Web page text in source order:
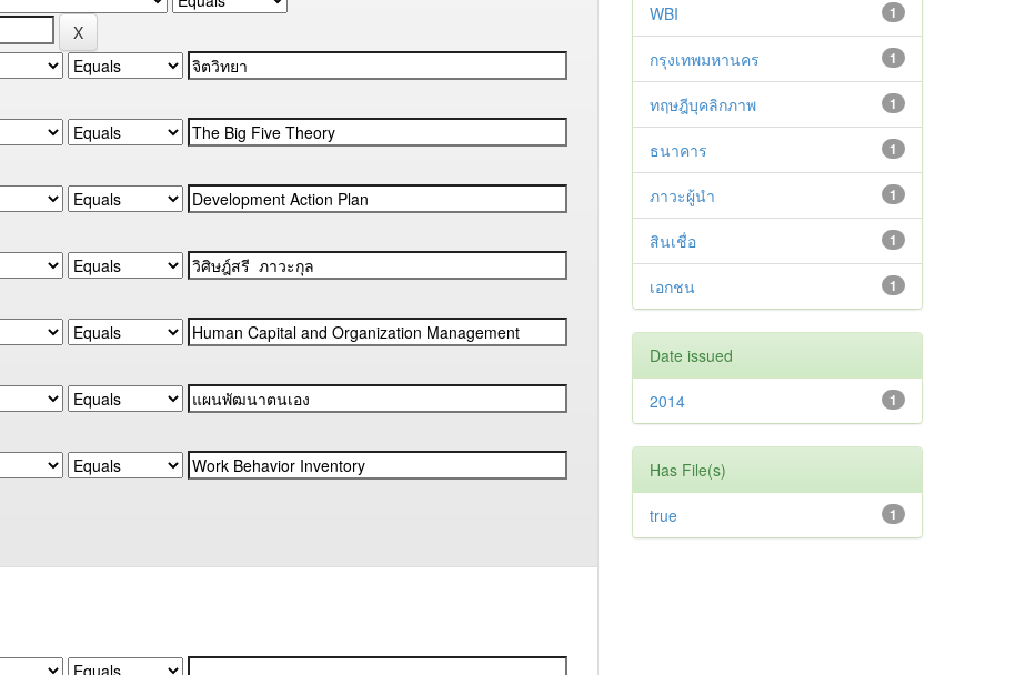
1
WBI
1
กรุงเทพมหานคร
1
ทฤษฎีบุคลิกภาพ
1
ธนาคาร
1
ภาวะผู้นำ
1
สินเชื่อ
1
เอกชน
Date issued
1
2014
Has File(s)
1
true